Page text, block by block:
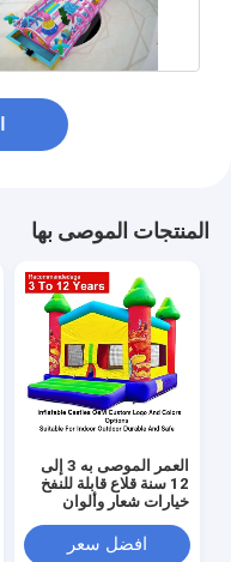
المنتجات الموصى بها
العمر الموصى به 3 إلى
12 سنة قلاع قابلة للنفخ
خيارات شعار وألوان
المصنعة الأصلية مناسبة
للاستخدام الداخلي
افضل سعر